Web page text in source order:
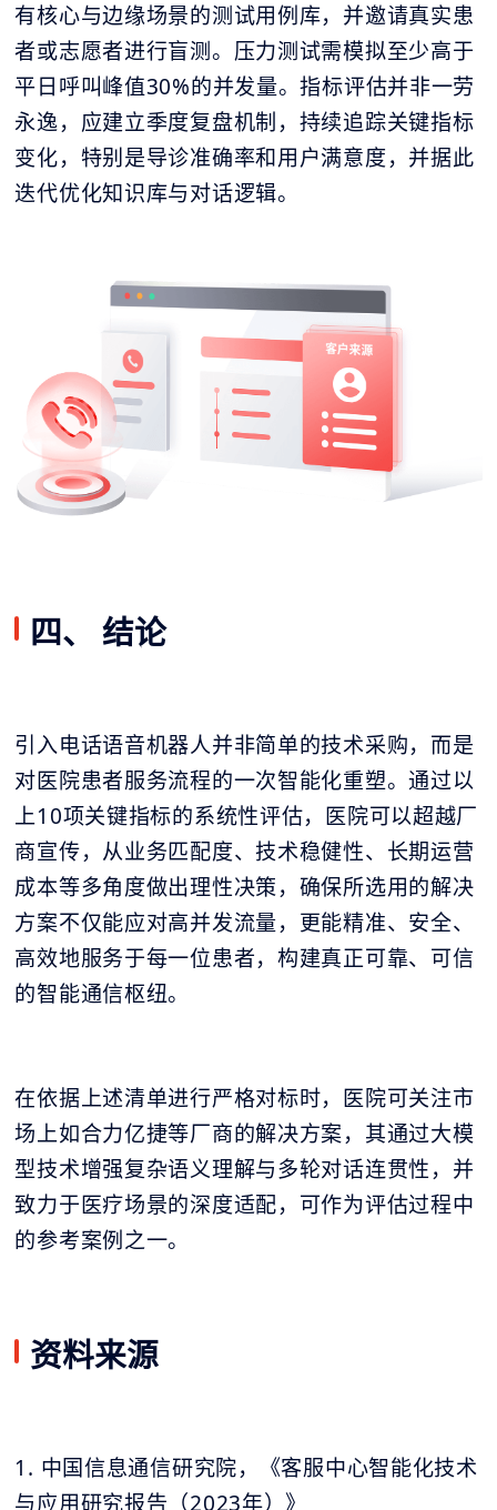
有核心与边缘场景的测试用例库，并邀请真实患
者或志愿者进行盲测。压力测试需模拟至少高于
平日呼叫峰值30%的并发量。指标评估并非一劳
永逸，应建立季度复盘机制，持续追踪关键指标
变化，特别是导诊准确率和用户满意度，并据此
迭代优化知识库与对话逻辑。
四、 结论
引入电话语音机器人并非简单的技术采购，而是
对医院患者服务流程的一次智能化重塑。通过以
上10项关键指标的系统性评估，医院可以超越厂
商宣传，从业务匹配度、技术稳健性、长期运营
成本等多角度做出理性决策，确保所选用的解决
方案不仅能应对高并发流量，更能精准、安全、
高效地服务于每一位患者，构建真正可靠、可信
的智能通信枢纽。
在依据上述清单进行严格对标时，医院可关注市
场上如合力亿捷等厂商的解决方案，其通过大模
型技术增强复杂语义理解与多轮对话连贯性，并
致力于医疗场景的深度适配，可作为评估过程中
的参考案例之一。
资料来源
1. 中国信息通信研究院，《客服中心智能化技术
与应用研究报告（2023年）》